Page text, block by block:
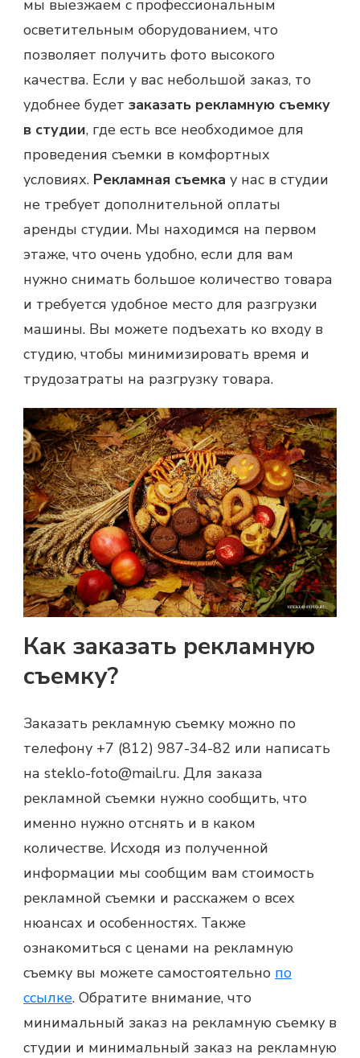
мы выезжаем с профессиональным
осветительным оборудованием, что
позволяет получить фото высокого
качества. Если у вас небольшой заказ, то
удобнее будет заказать рекламную съемку
в студии, где есть все необходимое для
проведения съемки в комфортных
условиях. Рекламная съемка у нас в студии
не требует дополнительной оплаты
аренды студии. Мы находимся на первом
этаже, что очень удобно, если для вам
нужно снимать большое количество товара
и требуется удобное место для разгрузки
машины. Вы можете подъехать ко входу в
студию, чтобы минимизировать время и
трудозатраты на разгрузку товара.
Как заказать рекламную
съемку?
Заказать рекламную съемку можно по
телефону +7 (812) 987-34-82 или написать
на steklo-foto@mail.ru. Для заказа
рекламной съемки нужно сообщить, что
именно нужно отснять и в каком
количестве. Исходя из полученной
информации мы сообщим вам стоимость
рекламной съемки и расскажем о всех
нюансах и особенностях. Также
ознакомиться с ценами на рекламную
съемку вы можете самостоятельно по
ссылке. Обратите внимание, что
минимальный заказ на рекламную съемку в
студии и минимальный заказ на рекламную